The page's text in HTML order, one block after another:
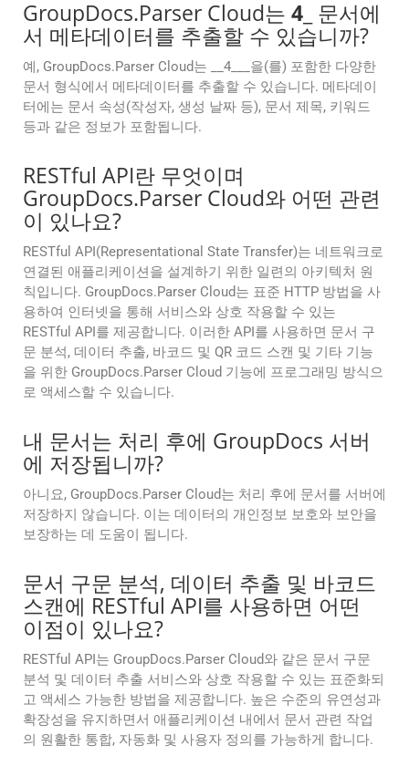
GroupDocs.Parser Cloud는 4 _ 문서에
서 메타데이터를 추출할 수 있습니까?
예, GroupDocs.Parser Cloud는 __4___을(를) 포함한 다양한
문서 형식에서 메타데이터를 추출할 수 있습니다. 메타데이
터에는 문서 속성(작성자, 생성 날짜 등), 문서 제목, 키워드
등과 같은 정보가 포함됩니다.
RESTful API란 무엇이며
GroupDocs.Parser Cloud와 어떤 관련
이 있나요?
RESTful API(Representational State Transfer)는 네트워크로
연결된 애플리케이션을 설계하기 위한 일련의 아키텍처 원
칙입니다. GroupDocs.Parser Cloud는 표준 HTTP 방법을 사
용하여 인터넷을 통해 서비스와 상호 작용할 수 있는
RESTful API를 제공합니다. 이러한 API를 사용하면 문서 구
문 분석, 데이터 추출, 바코드 및 QR 코드 스캔 및 기타 기능
을 위한 GroupDocs.Parser Cloud 기능에 프로그래밍 방식으
로 액세스할 수 있습니다.
내 문서는 처리 후에 GroupDocs 서버
에 저장됩니까?
아니요, GroupDocs.Parser Cloud는 처리 후에 문서를 서버에
저장하지 않습니다. 이는 데이터의 개인정보 보호와 보안을
보장하는 데 도움이 됩니다.
문서 구문 분석, 데이터 추출 및 바코드
스캔에 RESTful API를 사용하면 어떤
이점이 있나요?
RESTful API는 GroupDocs.Parser Cloud와 같은 문서 구문
분석 및 데이터 추출 서비스와 상호 작용할 수 있는 표준화되
고 액세스 가능한 방법을 제공합니다. 높은 수준의 유연성과
확장성을 유지하면서 애플리케이션 내에서 문서 관련 작업
의 원활한 통합, 자동화 및 사용자 정의를 가능하게 합니다.